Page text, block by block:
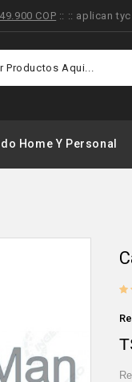
COP :: :: aplican tyc
Home Y Personal